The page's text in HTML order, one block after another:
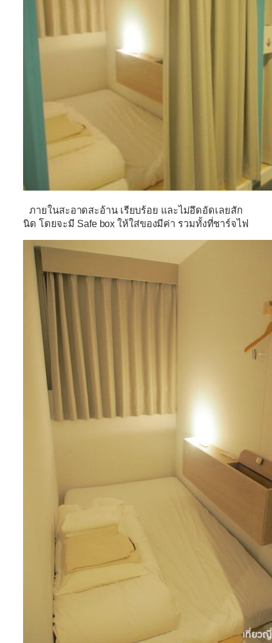
ภายในสะอาดสะอ้าน เรียบร้อย และไม่อึดอัดเลยสัก
นิด โดยจะมี Safe box ให้ใส่ของมีค่า รวมทั้งที่ชาร์จไฟ